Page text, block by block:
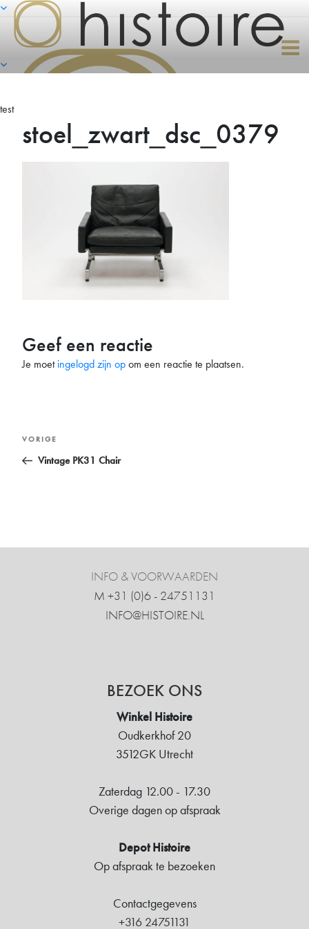
Naar
inhoud
springen
test
stoel_zwart_dsc_0379
Geef een reactie
Je moetingelogd zijn opom een reactie te plaatsen.
Bericht
navigatie
Vorig
bericht
VORIGE
Vintage PK31 Chair
INFO & VOORWAARDEN
M +31 ‍(0)6 - 24751131
INFO@HISTOIRE.NL
BEZOEK ONS
Winkel Histoire
Oudkerkhof 20
3512GK Utrecht
Zaterdag 12.00 - 17.30
Overige dagen op afspraak
Depot Histoire
Op afspraak te bezoeken
Contactgegevens
+316 24751131